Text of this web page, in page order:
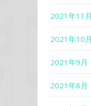
2021年11月
2021年10月
2021年9月
2021年8月